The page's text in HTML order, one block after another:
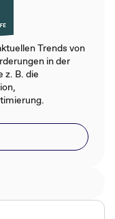
Trends von
in der
z. B. die